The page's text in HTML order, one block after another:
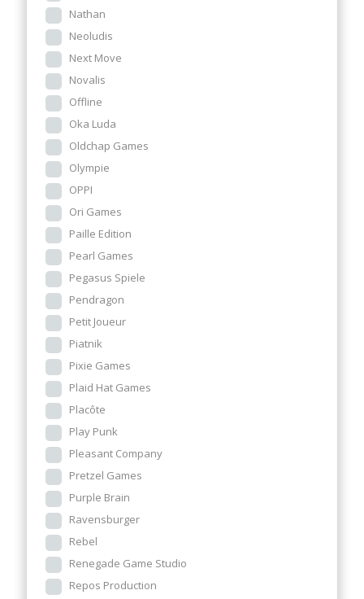
Nathan
Neoludis
Next Move
Novalis
Offline
Oka Luda
Oldchap Games
Olympie
OPPI
Ori Games
Paille Edition
Pearl Games
Pegasus Spiele
Pendragon
Petit Joueur
Piatnik
Pixie Games
Plaid Hat Games
Placôte
Play Punk
Pleasant Company
Pretzel Games
Purple Brain
Ravensburger
Rebel
Renegade Game Studio
Repos Production